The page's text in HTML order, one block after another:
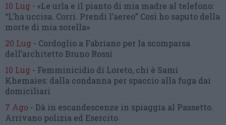
10 Lug - «Le urla e il pianto di mia madre al telefono:
“L’ha uccisa. Corri. Prendi l’aereo” Così ho saputo della
morte di mia sorella»
20 Lug - Cordoglio a Fabriano per la scomparsa
dell’architetto Bruno Rossi
10 Lug - Femminicidio di Loreto, chi è Sami
Khemaies: dalla condanna per spaccio alla fuga dai
domiciliari
7 Ago - Dà in escandescenze in spiaggia al Passetto.
Arrivano polizia ed Esercito